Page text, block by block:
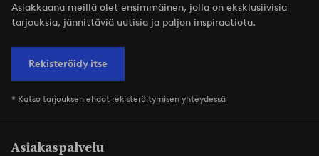
Asiakkaana meillä olet ensimmäinen, jolla on eksklusiivisia
tarjouksia, jännittäviä uutisia ja paljon inspiraatiota.
Rekisteröidy itse
* Katso tarjouksen ehdot rekisteröitymisen yhteydessä
Asiakaspalvelu